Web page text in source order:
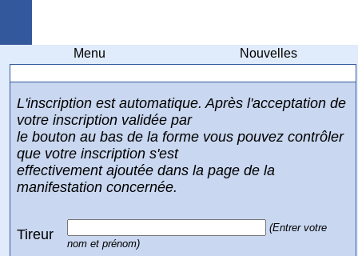
Menu
Nouvelles
L'inscription est automatique. Après l'acceptation de
votre inscription validée par
le bouton au bas de la forme vous pouvez contrôler
que votre inscription s'est
effectivement ajoutée dans la page de la
manifestation concernée.
Tireur
(Entrer votre
nom et prénom)